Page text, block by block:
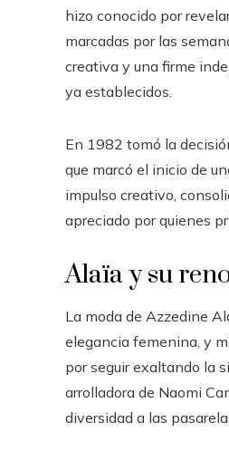
hizo conocido por
marcadas por las
creativa y una firme
ya establecidos.
En 1982 tomó la
que marcó el inicio de
impulso creativo,
apreciado por quienes
Alaïa y su
La moda de Azzedine
elegancia femenina, y
por seguir exaltando la
arrolladora de Naomi
diversidad a las